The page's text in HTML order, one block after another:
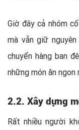
Giờ đây cả nhóm
mà vẫn giữ
chuyển hàng ban
những món ăn
2.2. Xây dựng
Rất nhiều người